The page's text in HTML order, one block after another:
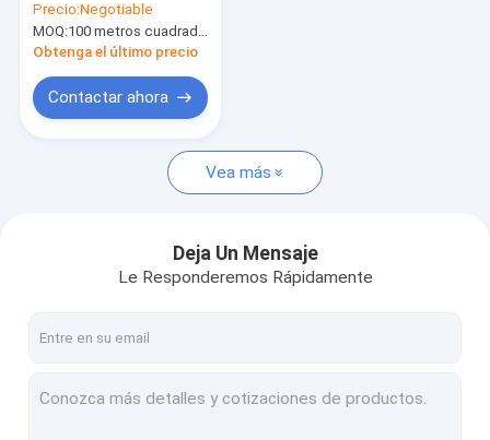
Alfombra de lujo de la hospitalidad
alfombra de la
habitación de la
manta de la moqueta
Precio:Negotiable
MOQ:100 metros cuadrados por diseño
Obtenga el último precio
Contactar ahora
Vea más
Deja Un Mensaje
Le Responderemos Rápidamente